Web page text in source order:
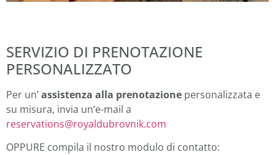
SERVIZIO DI PRENOTAZIONE
PERSONALIZZATO
Per un’assistenza alla prenotazione personalizzata e
su misura, invia un’e-mail a
reservations@royaldubrovnik.com
OPPURE compila il nostro modulo di contatto: